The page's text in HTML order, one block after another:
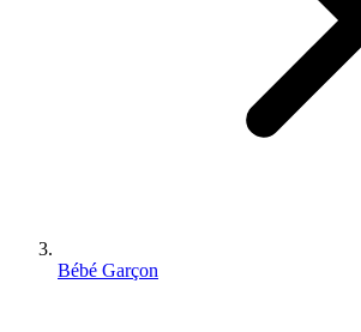
Bébé Garçon